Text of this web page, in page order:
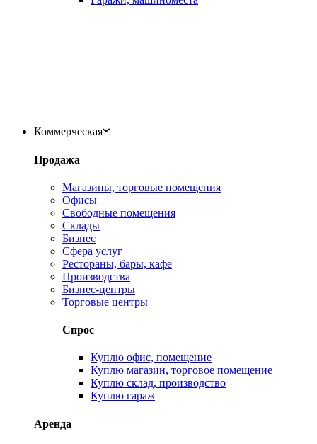
Коммерческая
Продажа
Магазины, торговые помещения
Офисы
Свободные помещения
Склады
Бизнес
Сфера услуг
Рестораны, бары, кафе
Производства
Бизнес-центры
Торговые центры
Спрос
Куплю офис, помещение
Куплю магазин, торговое помещение
Куплю склад, производство
Куплю гараж
Аренда